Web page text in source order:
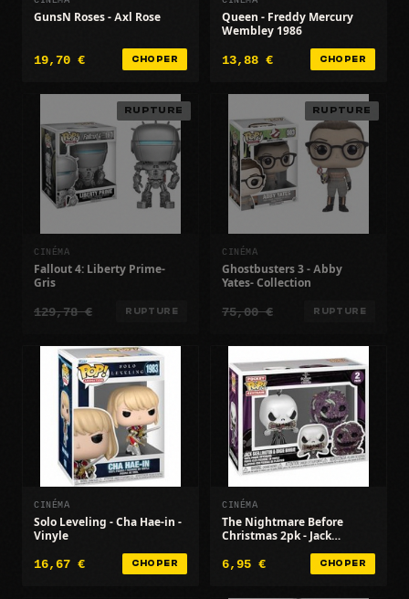
GunsN Roses - Axl Rose
19,70 € CHOPER
Queen - Freddy Mercury
Wembley 1986
13,88 € CHOPER
RUPTURE
CINÉMA
Fallout 4: Liberty Prime-
Gris
129,78 € RUPTURE
RUPTURE
CINÉMA
Ghostbusters 3 - Abby
Yates- Collection
75,00 € RUPTURE
CINÉMA
Solo Leveling - Cha Hae-in -
Vinyle
16,67 € CHOPER
CINÉMA
The Nightmare Before
Christmas 2pk - Jack
6,95 € CHOPER